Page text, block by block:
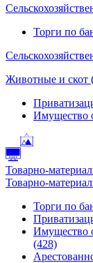
Торги по
Животные и скот
Имущество
Товарно-
Товарно-
Торги по
Имущество
(428)